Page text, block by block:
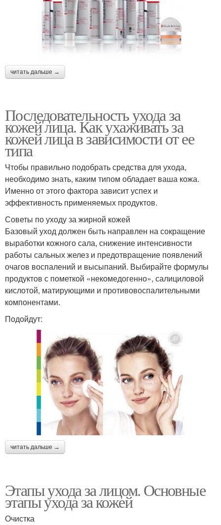
читать дальше →
Последовательность ухода за
кожей лица. Как ухаживать за
кожей лица в зависимости от ее
типа
Чтобы правильно подобрать средства для ухода,
необходимо знать, каким типом обладает ваша кожа.
Именно от этого фактора зависит успех и
эффективность применяемых продуктов.
Советы по уходу за жирной кожей
Базовый уход должен быть направлен на сокращение
выработки кожного сала, снижение интенсивности
работы сальных желез и предотвращение появлений
очагов воспалений и высыпаний. Выбирайте формулы
продуктов с пометкой «некомедогенно», салициловой
кислотой, матирующими и противовоспалительными
компонентами.
Подойдут:
читать дальше →
Этапы ухода за лицом. Основные
этапы ухода за кожей
Очистка